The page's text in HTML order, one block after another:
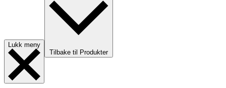
Lukk meny
Tilbake til Produkter